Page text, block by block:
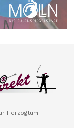
Herzogtum